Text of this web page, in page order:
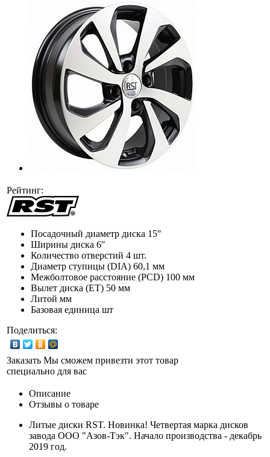
Рейтинг:
Посадочный диаметр диска 15″
Ширины диска 6″
Количество отверстий 4 шт.
Диаметр ступицы (DIA) 60,1 мм
Межболтовое расстояние (PCD) 100 мм
Вылет диска (ET) 50 мм
Литой мм
Базовая единица шт
Поделиться:
Заказать Мы сможем привезти этот товар
специально для вас
Описание
Отзывы о товаре
Литые диски RST. Новинка! Четвертая марка дисков
завода ООО "Азов-Тэк". Начало производства - декабрь
2019 год.